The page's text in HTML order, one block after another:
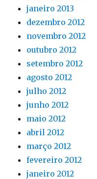
janeiro 2013
dezembro 2012
novembro 2012
outubro 2012
setembro 2012
agosto 2012
julho 2012
junho 2012
maio 2012
abril 2012
março 2012
fevereiro 2012
janeiro 2012